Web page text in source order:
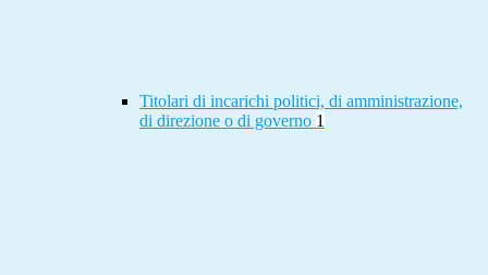
Titolari di incarichi politici, di amministrazione,
di direzione o di governo 1